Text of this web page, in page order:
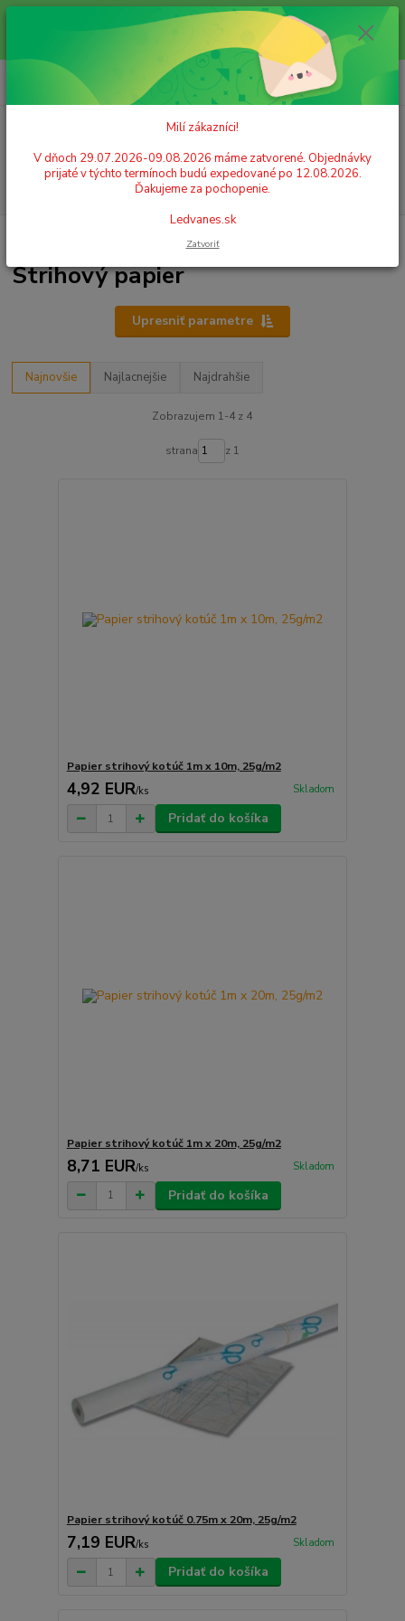
Milí zákazníci! V dňoch 29.07.2026-09.08.2026 máme zatvorené.
Objednávky prijaté v týchto termínoch budú expedované po 12.08.2026.
Ďakujeme za pochopenie. Ledvanes.sk
+421 908 755 958
Po. - Pia. od 9:00 hod. - 16:00 hod.
za0,00 EUR
Strihový papier
Upresniť parametre
Najnovšie Najlacnejšie Najdrahšie
Zobrazujem 1-4 z 4
strana z 1
Papier strihový kotúč 1m x 10m, 25g/m2
4,92 EUR/ks Skladom
Pridať do košíka
Papier strihový kotúč 1m x 20m, 25g/m2
8,71 EUR/ks Skladom
Pridať do košíka
Papier strihový kotúč 0.75m x 20m, 25g/m2
7,19 EUR/ks Skladom
Pridať do košíka
Milí zákazníci!
V dňoch 29.07.2026-09.08.2026 máme zatvorené. Objednávky
prijaté v týchto termínoch budú expedované po 12.08.2026.
Ďakujeme za pochopenie.
Ledvanes.sk
Zatvoriť